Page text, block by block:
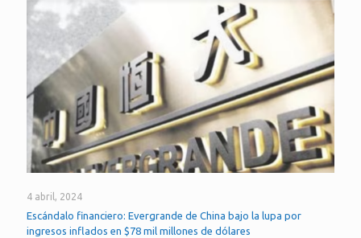
4 abril, 2024
Escándalo financiero: Evergrande de China bajo la lupa por
ingresos inflados en $78 mil millones de dólares